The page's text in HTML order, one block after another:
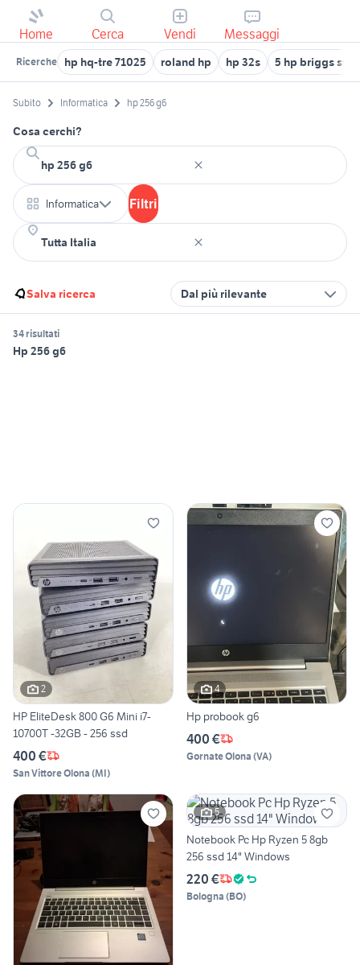
Home Cerca Vendi Messaggi
Ricerche hp hq-tre 71025 roland hp hp 32s 5 hp briggs
Subito Informatica hp 256 g6
Cosa cerchi?
Informatica Filtri
Salva ricerca Dal più rilevante
34 risultati
Hp 256 g6
2
HP EliteDesk 800 G6 Mini i7-
10700T -32GB - 256 ssd
400 €
San Vittore Olona (MI)
4
Hp probook g6
400 €
Gornate Olona (VA)
5
Notebook Pc Hp Ryzen 5 8gb
256 ssd 14" Windows
220 €
Bologna (BO)